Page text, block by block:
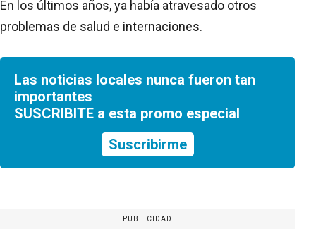
En los últimos años, ya había atravesado otros
problemas de salud e internaciones.
Las noticias locales nunca fueron tan
importantes
SUSCRIBITE a esta promo especial
Suscribirme
PUBLICIDAD